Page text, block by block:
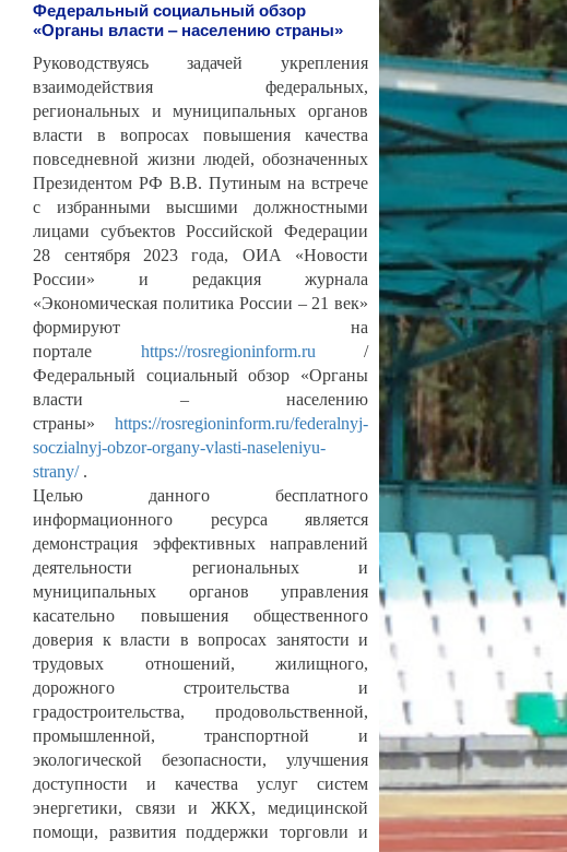
Федеральный социальный обзор
«Органы власти ‒ населению страны»
Руководствуясь задачей укрепления
взаимодействия федеральных,
региональных и муниципальных органов
власти в вопросах повышения качества
повседневной жизни людей, обозначенных
Президентом РФ В.В. Путиным на встрече
с избранными высшими должностными
лицами субъектов Российской Федерации
28 сентября 2023 года, ОИА «Новости
России» и редакция журнала
«Экономическая политика России ‒ 21 век»
формируют на
портале https://rosregioninform.ru /
Федеральный социальный обзор «Органы
власти ‒ населению
страны» https://rosregioninform.ru/federalnyj-
soczialnyj-obzor-organy-vlasti-naseleniyu-
strany/.
Целью данного бесплатного
информационного ресурса является
демонстрация эффективных направлений
деятельности региональных и
муниципальных органов управления
касательно повышения общественного
доверия к власти в вопросах занятости и
трудовых отношений, жилищного,
дорожного строительства и
градостроительства, продовольственной,
промышленной, транспортной и
экологической безопасности, улучшения
доступности и качества услуг систем
энергетики, связи и ЖКХ, медицинской
помощи, развития поддержки торговли и